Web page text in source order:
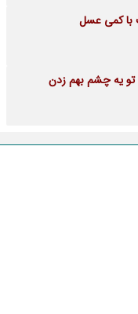
با کمی عسل
یه چشم بهم زدن